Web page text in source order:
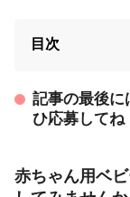
目次
記事の最後に
ひ応募してね
赤ちゃん用ベ